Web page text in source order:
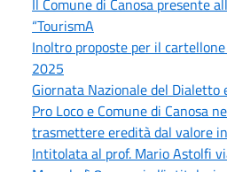
“TourismA
Inoltro proposte per il cartellone
2025
Giornata Nazionale del Dialetto
Pro Loco e Comune di Canosa
trasmettere eredità dal valore
Intitolata al prof. Mario Astolfi